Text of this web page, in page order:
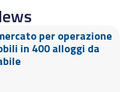
per operazione
in 400 alloggi da